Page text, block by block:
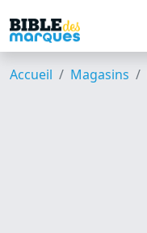
Accueil Magasins